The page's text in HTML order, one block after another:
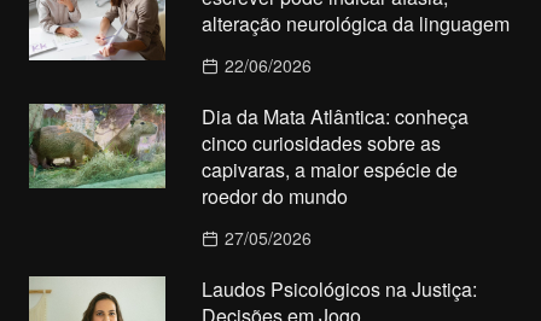
alteração neurológica da linguagem
22/06/2026
Dia da Mata Atlântica: conheça
cinco curiosidades sobre as
capivaras, a maior espécie de
roedor do mundo
27/05/2026
Laudos Psicológicos na Justiça: